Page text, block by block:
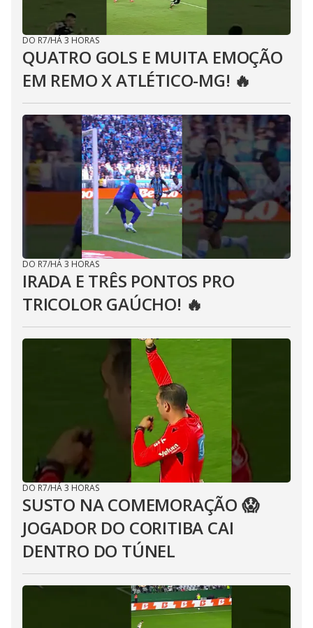
DO R7/HÁ 3 HORAS
QUATRO GOLS E MUITA EMOÇÃO
EM REMO X ATLÉTICO-MG! 🔥
DO R7/HÁ 3 HORAS
IRADA E TRÊS PONTOS PRO
TRICOLOR GAÚCHO! 🔥
DO R7/HÁ 3 HORAS
SUSTO NA COMEMORAÇÃO 😱
JOGADOR DO CORITIBA CAI
DENTRO DO TÚNEL